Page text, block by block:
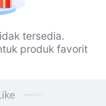
tersedia.
produk favorit